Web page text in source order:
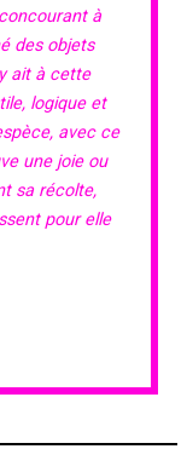
à
des objets
ait à cette
logique et
avec ce
une joie ou
sa récolte,
pour elle